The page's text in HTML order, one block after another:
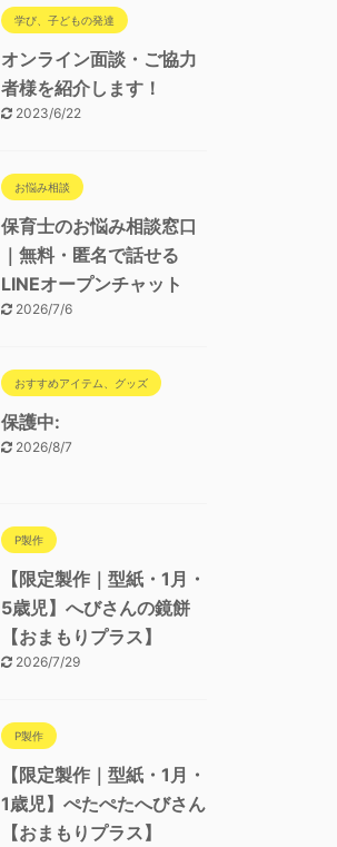
学び、子どもの発達
オンライン面談・ご協力
者様を紹介します！
2023/6/22
お悩み相談
保育士のお悩み相談窓口
｜無料・匿名で話せる
LINEオープンチャット
2026/7/6
おすすめアイテム、グッズ
保護中:
2026/8/7
P製作
【限定製作｜型紙・1月・
5歳児】へびさんの鏡餅
【おまもりプラス】
2026/7/29
P製作
【限定製作｜型紙・1月・
1歳児】ぺたぺたへびさん
【おまもりプラス】